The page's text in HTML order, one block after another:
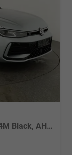
2.0 TDI 142 kW 4Motion R-Line DSG 4M Black, AHK, IQ.Light, HUD, 19-Zoll, AreaView, Navi, Side